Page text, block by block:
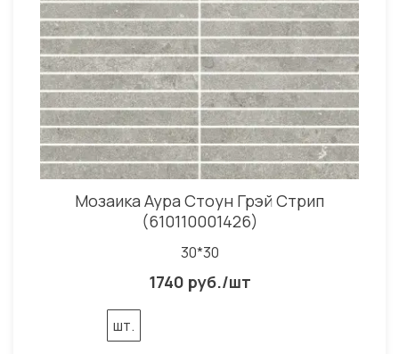
Мозаика Аура Стоун Грэй Стрип
(610110001426)
30*30
1740 руб./шт
шт.